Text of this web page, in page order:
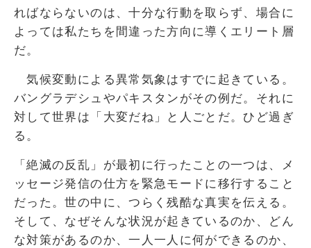
ればならないのは、十分な行動を取らず、場合に
よっては私たちを間違った方向に導くエリート層
だ。
気候変動による異常気象はすでに起きている。
バングラデシュやパキスタンがその例だ。それに
対して世界は「大変だね」と人ごとだ。ひど過ぎ
る。
「絶滅の反乱」が最初に行ったことの一つは、メ
ッセージ発信の仕方を緊急モードに移行すること
だった。世の中に、つらく残酷な真実を伝える。
そして、なぜそんな状況が起きているのか、どん
な対策があるのか、一人一人に何ができるのか、